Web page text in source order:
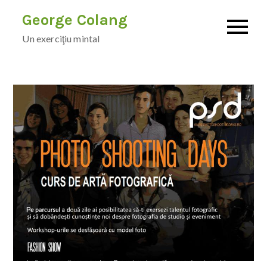
content
George Colang
Un exerciţiu mintal